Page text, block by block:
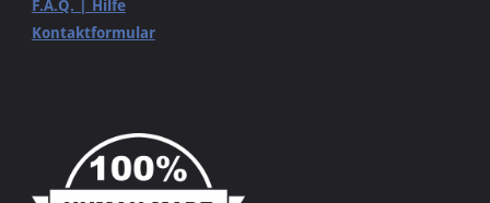
F.A.Q. | Hilfe
Kontaktformular